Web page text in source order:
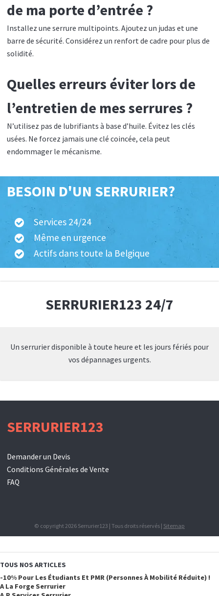
de ma porte d’entrée ?
Installez une serrure multipoints. Ajoutez un judas et une
barre de sécurité. Considérez un renfort de cadre pour plus de
solidité.
Quelles erreurs éviter lors de
l’entretien de mes serrures ?
N’utilisez pas de lubrifiants à base d’huile. Évitez les clés
usées. Ne forcez jamais une clé coincée, cela peut
endommager le mécanisme.
BESOIN D'UN SERRURIER?
Services 24/24
Même en urgence
Actifs dans toute la Belgique
SERRURIER123 24/7
Un serrurier disponible à toute heure et les jours fériés pour
vos dépannages urgents.
SERRURIER123
Demander un Devis
Conditions Générales de Vente
FAQ
© copyright 2026 Serrurier123 | Tous droits réservés | Sitemap
TOUS NOS ARTICLES
-10% Pour Les Étudiants Et PMR (personnes À Mobilité Réduite) !
A La Forge Serrurier